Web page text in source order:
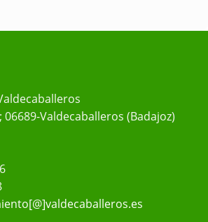
06689-Valdecaballeros (Badajoz)